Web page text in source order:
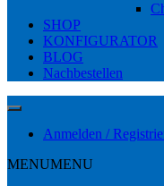
SHOP
KONFIGURATOR
BLOG
Nachbestellen
Anmelden /
MENUMENU